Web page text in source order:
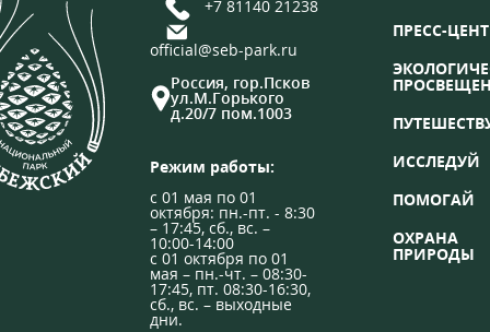
+7 81140 21238
official@seb-park.ru
Россия, гор.Псков
ул.М.Горького
д.20/7 пом.1003
Режим работы:
с 01 мая по 01
октября: пн.-пт. - 8:30
– 17:45, сб., вс. –
10:00-14:00
с 01 октября по 01
мая – пн.-чт. – 08:30-
17:45, пт. 08:30-16:30,
сб., вс. – выходные
дни.
ПРЕСС-
ИССЛЕДУЙ
ПОМОГАЙ
ОХРАНА
ПРИРОДЫ